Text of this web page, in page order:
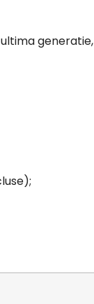
generatie,